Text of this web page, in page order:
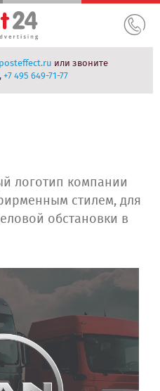
или звоните
,+7 495 649-71-77
логотип компании
стилем, для
обстановки в